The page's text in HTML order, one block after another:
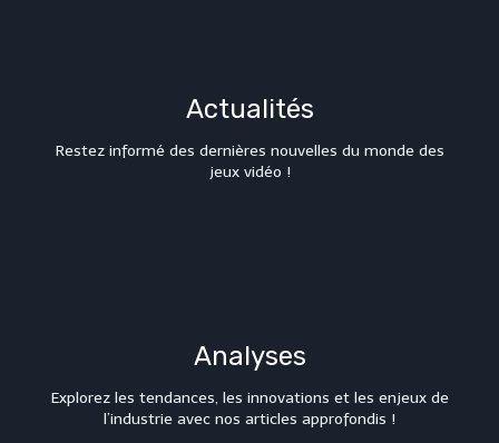
Actualités
Restez informé des dernières nouvelles du monde des
jeux vidéo !
Analyses
Explorez les tendances, les innovations et les enjeux de
l’industrie avec nos articles approfondis !